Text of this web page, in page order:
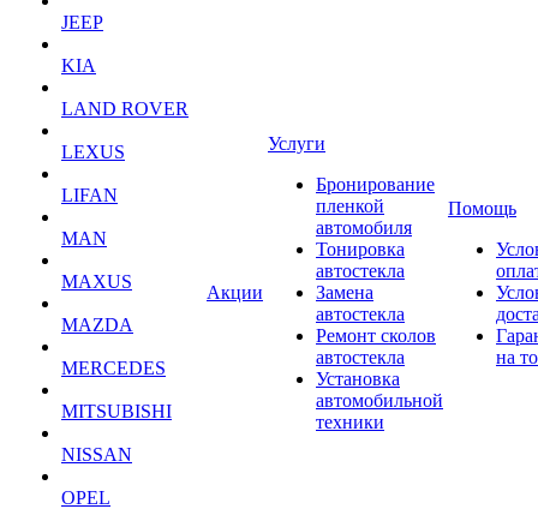
JEEP
KIA
LAND ROVER
LEXUS
LIFAN
MAN
MAXUS
MAZDA
MERCEDES
MITSUBISHI
NISSAN
OPEL
Акции
Услуги
Бронирование
пленкой
автомобиля
Тонировка
автостекла
Замена
автостекла
Ремонт сколов
автостекла
Установка
автомобильной
техники
Помощь
на